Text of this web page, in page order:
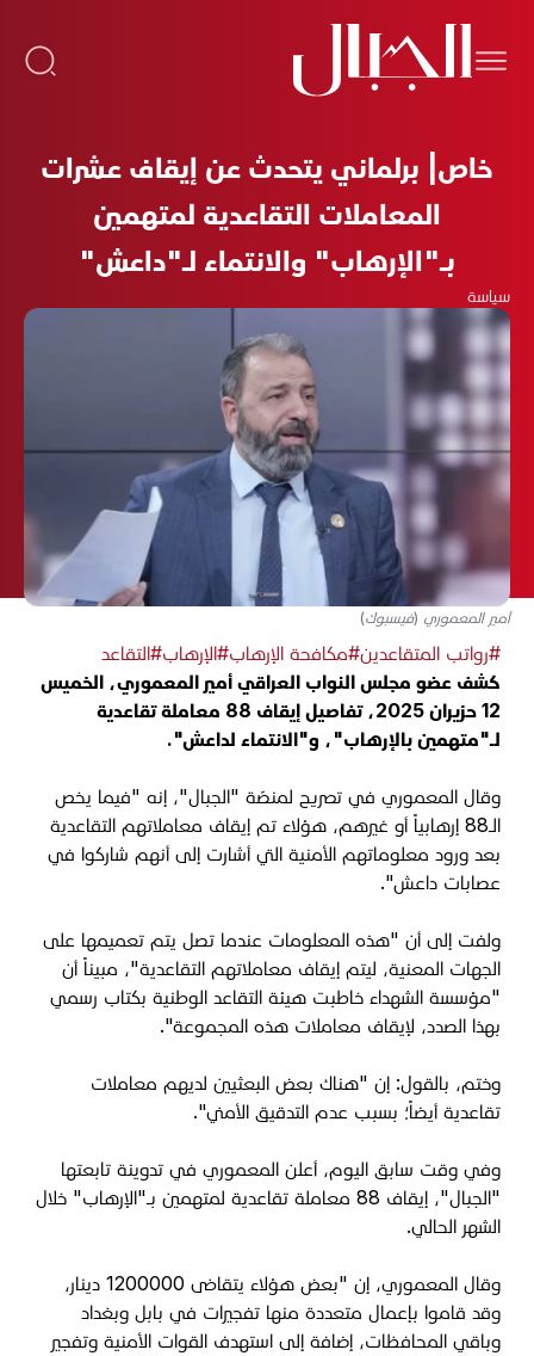
خاص| برلماني يتحدث عن إيقاف عشرات
المعاملات التقاعدية لمتهمين
بـ"الإرهاب" والانتماء لـ"داعش"
سياسة
أمير المعموري (فيسبوك)
#رواتب المتقاعدين#مكافحة الإرهاب#الإرهاب#التقاعد
كشف عضو مجلس النواب العراقي أمير المعموري، الخميس
12 حزيران 2025، تفاصيل إيقاف 88 معاملة تقاعدية
لـ"متهمين بالإرهاب"، و"الانتماء لداعش".
وقال المعموري في تصريح لمنصّة "الجبال"، إنه "فيما يخص
الـ88 إرهابياً أو غيرهم، هؤلاء تم إيقاف معاملاتهم التقاعدية
بعد ورود معلوماتهم الأمنية التي أشارت إلى أنهم شاركوا في
عصابات داعش".
ولفت إلى أن "هذه المعلومات عندما تصل يتم تعميمها على
الجهات المعنية، ليتم إيقاف معاملاتهم التقاعدية"، مبيناً أن
"مؤسسة الشهداء خاطبت هيئة التقاعد الوطنية بكتاب رسمي
بهذا الصدد، لإيقاف معاملات هذه المجموعة".
وختم، بالقول: إن "هناك بعض البعثيين لديهم معاملات
تقاعدية أيضاً؛ بسبب عدم التدقيق الأمني".
وفي وقت سابق اليوم، أعلن المعموري في تدوينة تابعتها
"الجبال"، إيقاف 88 معاملة تقاعدية لمتهمين بـ"الإرهاب" خلال
الشهر الحالي.
وقال المعموري، إن "بعض هؤلاء يتقاضى 1200000 دينار،
وقد قاموا بإعمال متعددة منها تفجيرات في بابل وبغداد
وباقي المحافظات، إضافة إلى استهدف القوات الأمنية وتفجير